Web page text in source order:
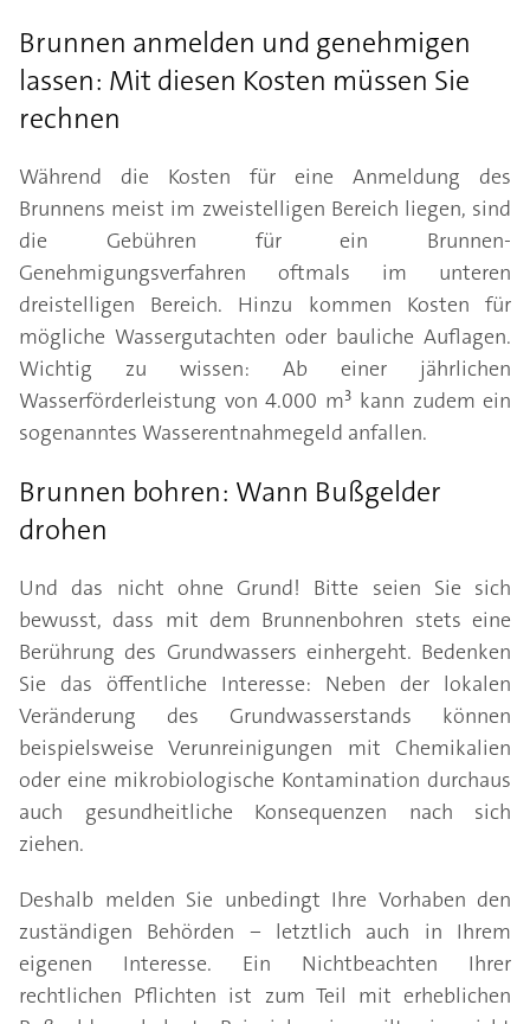
Brunnen anmelden und genehmigen
lassen: Mit diesen Kosten müssen Sie
rechnen
Während die Kosten für eine Anmeldung des
Brunnens meist im zweistelligen Bereich liegen, sind
die Gebühren für ein Brunnen-
Genehmigungsverfahren oftmals im unteren
dreistelligen Bereich. Hinzu kommen Kosten für
mögliche Wassergutachten oder bauliche Auflagen.
Wichtig zu wissen: Ab einer jährlichen
Wasserförderleistung von 4.000 m³ kann zudem ein
sogenanntes Wasserentnahmegeld anfallen.
Brunnen bohren: Wann Bußgelder
drohen
Und das nicht ohne Grund! Bitte seien Sie sich
bewusst, dass mit dem Brunnenbohren stets eine
Berührung des Grundwassers einhergeht. Bedenken
Sie das öffentliche Interesse: Neben der lokalen
Veränderung des Grundwasserstands können
beispielsweise Verunreinigungen mit Chemikalien
oder eine mikrobiologische Kontamination durchaus
auch gesundheitliche Konsequenzen nach sich
ziehen.
Deshalb melden Sie unbedingt Ihre Vorhaben den
zuständigen Behörden − letztlich auch in Ihrem
eigenen Interesse. Ein Nichtbeachten Ihrer
rechtlichen Pflichten ist zum Teil mit erheblichen